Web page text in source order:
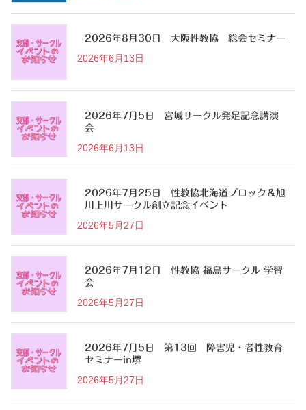
2026年8月30日 大阪性教協 総会セミナー
2026年6月13日
2026年7月5日 宮城サークル発足記念講演
会
2026年6月13日
2026年7月25日 性教協北海道ブロック＆旭
川上川サークル創立記念イベント
2026年5月27日
2026年7月12日 性教協 福島サークル 学習
会
2026年5月27日
2026年7月5日 第13回 障害児・者性教育
セミナーin堺
2026年5月27日